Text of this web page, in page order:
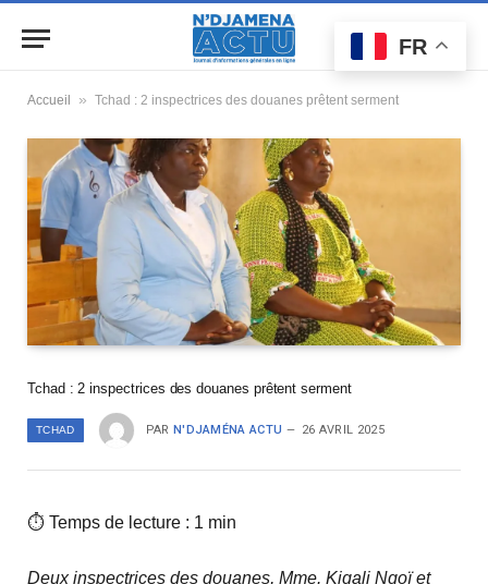
Accueil » Tchad : 2 inspectrices des douanes prêtent serment
Tchad : 2 inspectrices des douanes prêtent serment
TCHAD PAR N'DJAMÉNA ACTU 26 AVRIL 2025
⏱ Temps de lecture : 1 min
Deux inspectrices des douanes, Mme. Kigali Ngoï et
FR